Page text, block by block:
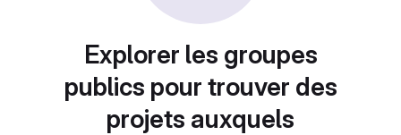
Explorer les groupes
publics pour trouver des
projets auxquels